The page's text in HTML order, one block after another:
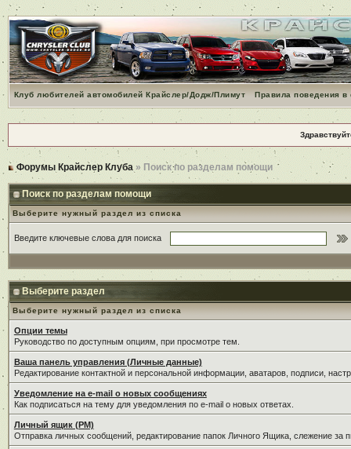
Клуб любителей автомобилей Крайслер/Додж/Плимут Правила поведения
Форумы Крайслер Клуба » Поиск по разделам помощи
Поиск по разделам помощи
Выберите нужный раздел из списка
Введите ключевые слова для поиска
Выберите раздел
Выберите нужный раздел из списка
Опции темы
Руководство по доступным опциям, при просмотре тем.
Ваша панель управления (Личные данные)
Редактирование контактной и персональной информации, аватаров, подписи,
Уведомление на e-mail о новых сообщениях
Как подписаться на тему для уведомления по e-mail о новых ответах.
Личный ящик (PM)
Отправка личных сообщений, редактирование папок Личного Ящика, слежение